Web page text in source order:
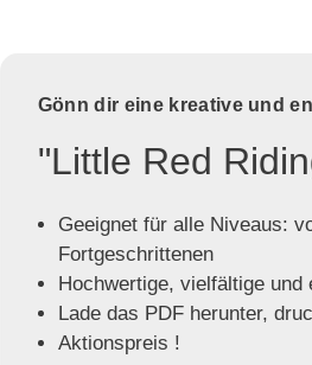
Gönn dir eine kreative und
"Little Red
Geeignet für alle Niveaus:
Fortgeschrittenen
Hochwertige, vielfältige
Lade das PDF herunter,
Aktionspreis !